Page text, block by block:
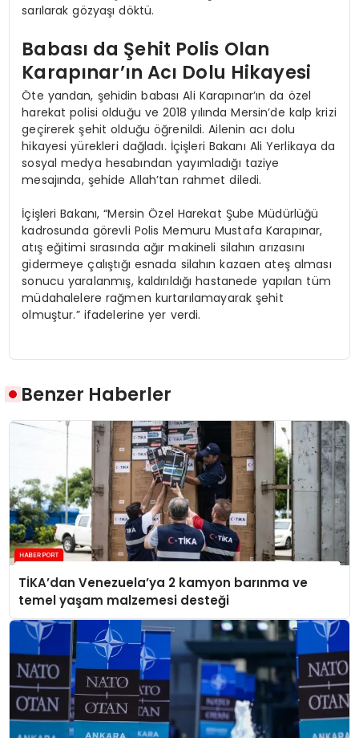
sarılarak gözyaşı döktü.
Babası da Şehit Polis Olan
Karapınar’ın Acı Dolu Hikayesi
Öte yandan, şehidin babası Ali Karapınar’ın da özel
harekat polisi olduğu ve 2018 yılında Mersin’de kalp krizi
geçirerek şehit olduğu öğrenildi. Ailenin acı dolu
hikayesi yürekleri dağladı. İçişleri Bakanı Ali Yerlikaya da
sosyal medya hesabından yayımladığı taziye
mesajında, şehide Allah’tan rahmet diledi.
İçişleri Bakanı, “Mersin Özel Harekat Şube Müdürlüğü
kadrosunda görevli Polis Memuru Mustafa Karapınar,
atış eğitimi sırasında ağır makineli silahın arızasını
gidermeye çalıştığı esnada silahın kazaen ateş alması
sonucu yaralanmış, kaldırıldığı hastanede yapılan tüm
müdahalelere rağmen kurtarılamayarak şehit
olmuştur.” ifadelerine yer verdi.
Benzer Haberler
TİKA’dan Venezuela’ya 2 kamyon barınma ve
temel yaşam malzemesi desteği